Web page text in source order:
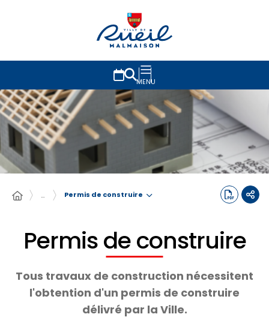
MENU
… Permis de construire
Permis de construire
Tous travaux de construction nécessitent
l'obtention d'un permis de construire
délivré par la Ville.